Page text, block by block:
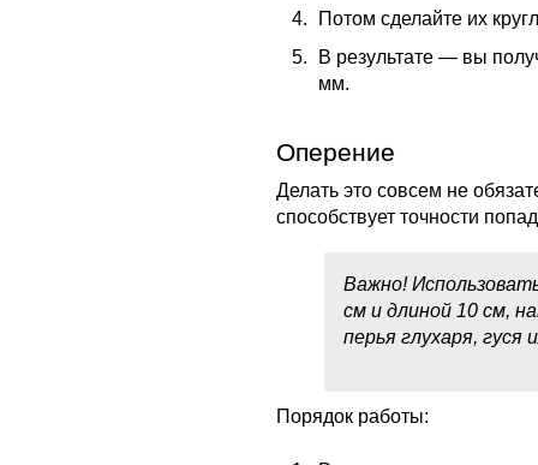
Потом сделайте их
В результате — вы
мм.
Оперение
Делать это совсем не
способствует точности
Важно!
см и длиной 10 см,
перья глухаря, гуся
Порядок работы: